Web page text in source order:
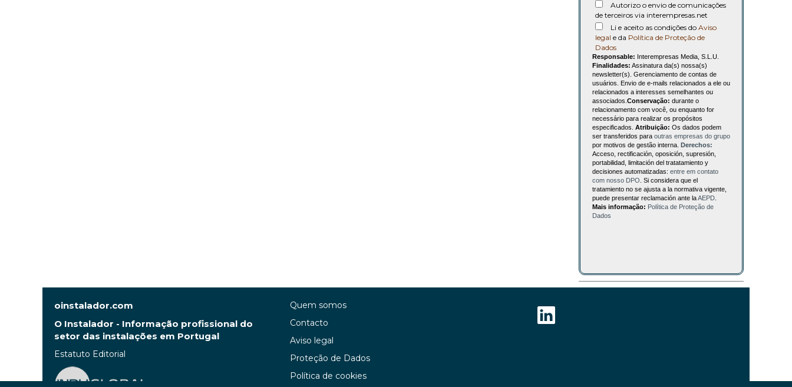
Autorizo o envio de comunicações
de terceiros via interempresas.net
Li e aceito as condições do Aviso
legal e da Política de Proteção de
Dados
Responsable: Interempresas Media, S.L.U.
Finalidades: Assinatura da(s) nossa(s)
newsletter(s). Gerenciamento de contas de
usuários. Envio de e-mails relacionados a ele ou
relacionados a interesses semelhantes ou
associados. Conservação: durante o
relacionamento com você, ou enquanto for
necessário para realizar os propósitos
especificados. Atribuição: Os dados podem
ser transferidos para outras empresas do grupo
por motivos de gestão interna. Derechos:
Acceso, rectificación, oposición, supresión,
portabilidad, limitación del tratatamiento y
decisiones automatizadas: entre em contato
com nosso DPO . Si considera que el
tratamiento no se ajusta a la normativa vigente,
puede presentar reclamación ante laAEPD
Mais informação: Política de Proteção de
Dados
oinstalador.com
O Instalador - Informação profissional do
setor das instalações em Portugal
Estatuto Editorial
Quem somos
Contacto
Aviso legal
Proteção de Dados
Política de cookies